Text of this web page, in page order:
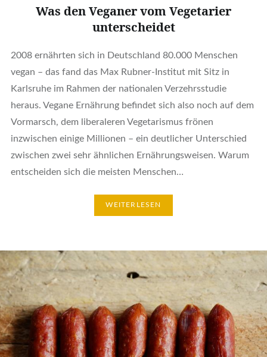
Was den Veganer vom Vegetarier
unterscheidet
2008 ernährten sich in Deutschland 80.000 Menschen
vegan – das fand das Max Rubner-Institut mit Sitz in
Karlsruhe im Rahmen der nationalen Verzehrsstudie
heraus. Vegane Ernährung befindet sich also noch auf dem
Vormarsch, dem liberaleren Vegetarismus frönen
inzwischen einige Millionen – ein deutlicher Unterschied
zwischen zwei sehr ähnlichen Ernährungsweisen. Warum
entscheiden sich die meisten Menschen…
WEITERLESEN